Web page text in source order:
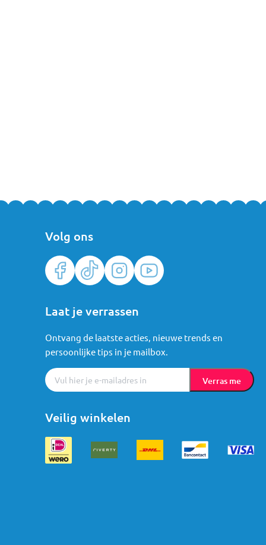
Volg ons
Veilig winkelen
Laat je verrassen
Ontvang de laatste acties, nieuwe trends en
persoonlijke tips in je mailbox.
Verras me